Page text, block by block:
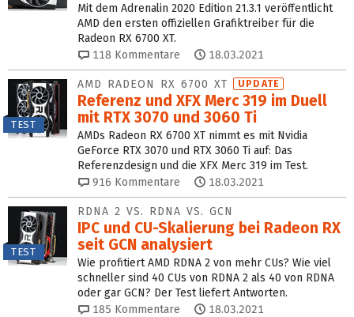
Mit dem Adrenalin 2020 Edition 21.3.1 veröffentlicht
AMD den ersten offiziellen Grafiktreiber für die
Radeon RX 6700 XT.
118 Kommentare 18.03.2021
TEST
AMD RADEON RX 6700 XT UPDATE
Referenz und XFX Merc 319 im Duell
mit RTX 3070 und 3060 Ti
AMDs Radeon RX 6700 XT nimmt es mit Nvidia
GeForce RTX 3070 und RTX 3060 Ti auf: Das
Referenzdesign und die XFX Merc 319 im Test.
916 Kommentare 18.03.2021
TEST
RDNA 2 VS. RDNA VS. GCN
IPC und CU-Skalierung bei Radeon RX
seit GCN analysiert
Wie profitiert AMD RDNA 2 von mehr CUs? Wie viel
schneller sind 40 CUs von RDNA 2 als 40 von RDNA
oder gar GCN? Der Test liefert Antworten.
185 Kommentare 18.03.2021